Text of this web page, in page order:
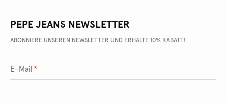
PEPE JEANS NEWSLETTER
ABONNIERE UNSEREN NEWSLETTER UND ERHALTE 10% RABATT!
E-Mail *